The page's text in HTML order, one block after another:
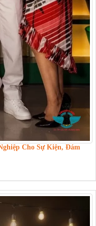
Cho Sự Kiện, Đám